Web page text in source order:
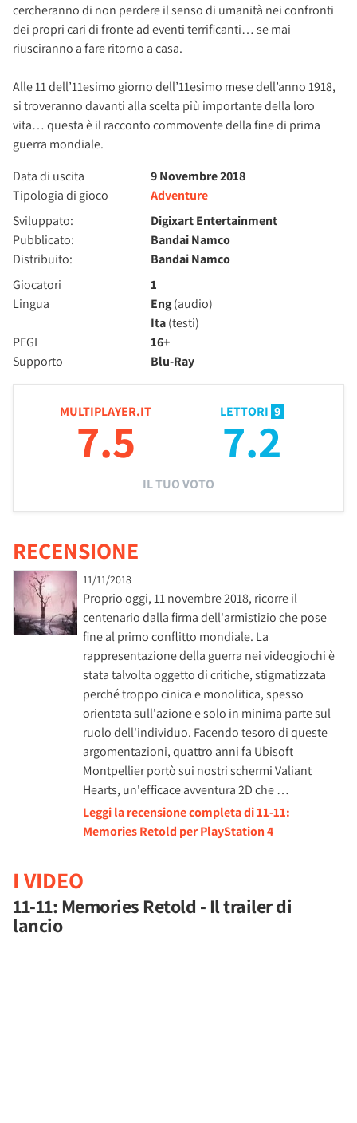
cercheranno di non perdere il senso di umanità nei confronti
dei propri cari di fronte ad eventi terrificanti… se mai
riusciranno a fare ritorno a casa.
Alle 11 dell’11esimo giorno dell’11esimo mese dell’anno 1918,
si troveranno davanti alla scelta più importante della loro
vita… questa è il racconto commovente della fine di prima
guerra mondiale.
Data di uscita
9 Novembre 2018
Tipologia di gioco
Adventure
Sviluppato:
Digixart Entertainment
Pubblicato:
Bandai Namco
Distribuito:
Bandai Namco
Giocatori
1
Lingua
Eng(audio)
Ita(testi)
PEGI
16+
Supporto
Blu-Ray
MULTIPLAYER.IT
7.5
LETTORI 9
7.2
IL TUO VOTO
RECENSIONE
11/11/2018
Proprio oggi, 11 novembre 2018, ricorre il
centenario dalla firma dell'armistizio che pose
fine al primo conflitto mondiale. La
rappresentazione della guerra nei videogiochi è
stata talvolta oggetto di critiche, stigmatizzata
perché troppo cinica e monolitica, spesso
orientata sull'azione e solo in minima parte sul
ruolo dell'individuo. Facendo tesoro di queste
argomentazioni, quattro anni fa Ubisoft
Montpellier portò sui nostri schermi Valiant
Hearts, un'efficace avventura 2D che …
Leggi la recensione completa di 11-11:
Memories Retold per PlayStation 4
I VIDEO
11-11: Memories Retold - Il trailer di
lancio